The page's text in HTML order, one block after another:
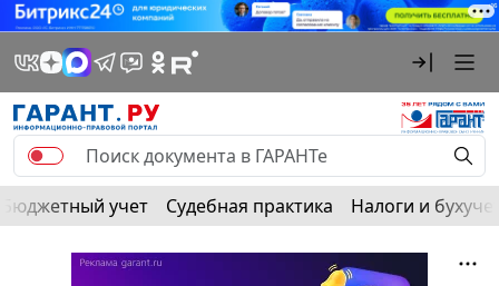
Бюджетный учет Судебная практика Налоги и